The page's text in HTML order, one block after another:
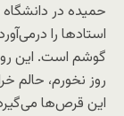
حمیده در
استادها را
گوشم است. این
روز نخورم، حالم
این قرص‌ها